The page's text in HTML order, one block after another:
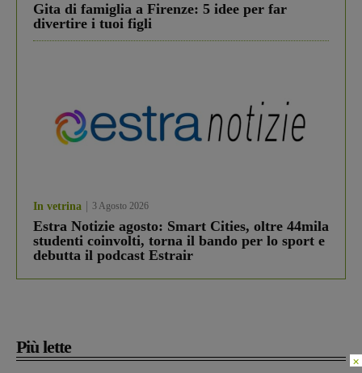
Gita di famiglia a Firenze: 5 idee per far
divertire i tuoi figli
In vetrina 3 Agosto 2026
Estra Notizie agosto: Smart Cities, oltre 44mila
studenti coinvolti, torna il bando per lo sport e
debutta il podcast Estrair
Più lette
×